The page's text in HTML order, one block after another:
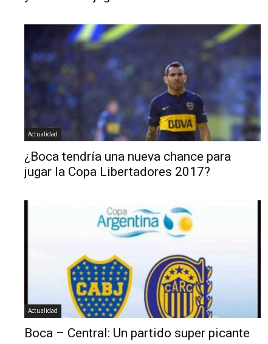
Actualidad
¿Boca tendría una nueva chance para
jugar la Copa Libertadores 2017?
Actualidad
Boca – Central: Un partido super picante